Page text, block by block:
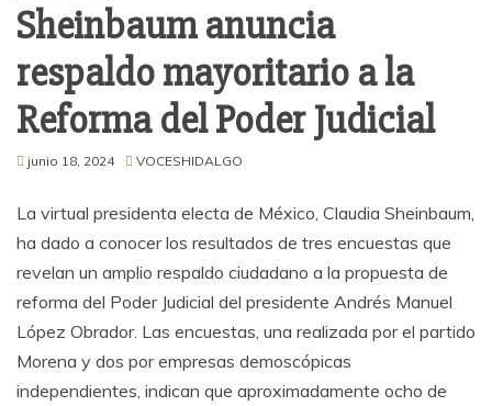
Sheinbaum anuncia
respaldo mayoritario a la
Reforma del Poder Judicial
junio 18, 2024 VOCESHIDALGO
La virtual presidenta electa de México, Claudia Sheinbaum,
ha dado a conocer los resultados de tres encuestas que
revelan un amplio respaldo ciudadano a la propuesta de
reforma del Poder Judicial del presidente Andrés Manuel
López Obrador. Las encuestas, una realizada por el partido
Morena y dos por empresas demoscópicas
independientes, indican que aproximadamente ocho de